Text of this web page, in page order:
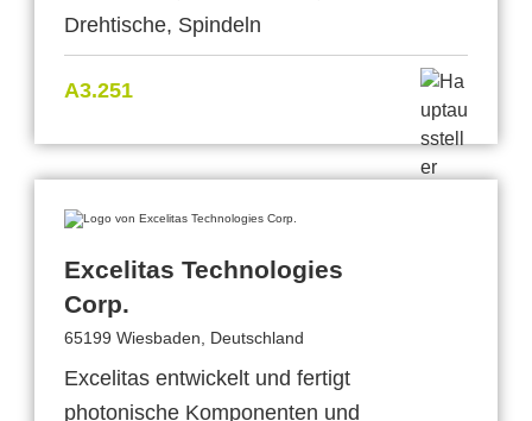
Drehtische, Spindeln
A3.251
Excelitas Technologies
Corp.
65199 Wiesbaden, Deutschland
Excelitas entwickelt und fertigt
photonische Komponenten und